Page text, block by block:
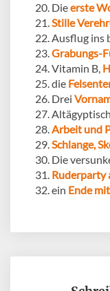
Dieerste
Stille
Ausflug ins
Grabungs-
Vitamin B,
die
Drei
Arbeit und
Schlange,
Die
Ruderparty
ein Ende